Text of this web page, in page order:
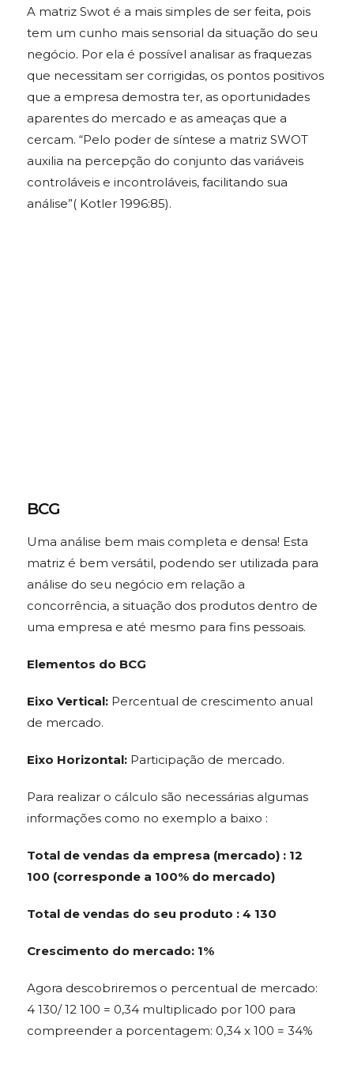
A matriz Swot é a mais simples de ser feita, pois
tem um cunho mais sensorial da situação do seu
negócio. Por ela é possível analisar as fraquezas
que necessitam ser corrigidas, os pontos positivos
que a empresa demostra ter, as oportunidades
aparentes do mercado e as ameaças que a
cercam. “Pelo poder de síntese a matriz SWOT
auxilia na percepção do conjunto das variáveis
controláveis e incontroláveis, facilitando sua
análise”( Kotler 1996:85).
BCG
Uma análise bem mais completa e densa! Esta
matriz é bem versátil, podendo ser utilizada para
análise do seu negócio em relação a
concorrência, a situação dos produtos dentro de
uma empresa e até mesmo para fins pessoais.
Elementos do BCG
Eixo Vertical: Percentual de crescimento anual
de mercado.
Eixo Horizontal:Participação de mercado.
Para realizar o cálculo são necessárias algumas
informações como no exemplo a baixo :
Total de vendas da empresa (mercado) : 12
100 (corresponde a 100% do mercado)
Total de vendas do seu produto : 4 130
Crescimento do mercado: 1%
Agora descobriremos o percentual de mercado:
4 130/ 12 100 = 0,34 multiplicado por 100 para
compreender a porcentagem: 0,34 x 100 = 34%